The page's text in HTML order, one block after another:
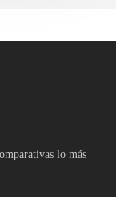
lo más